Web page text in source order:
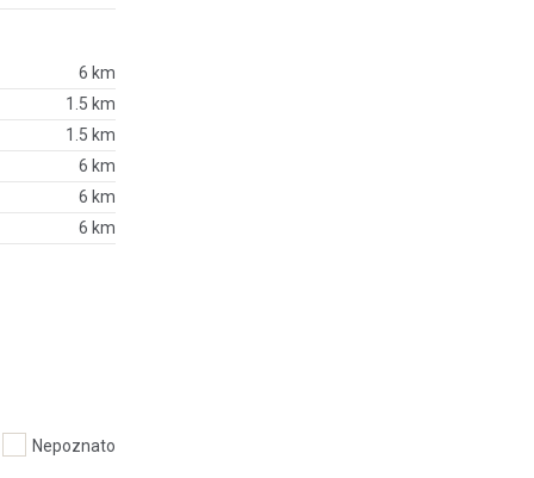
6 km
1.5 km
1.5 km
6 km
6 km
6 km
Nepoznato